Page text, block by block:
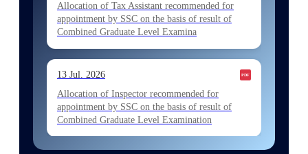
Allocation of Tax Assistant recommended for
appointment by SSC on the basis of result of
Combined Graduate Level Examina
13 Jul. 2026
Allocation of Inspector recommended for
appointment by SSC on the basis of result of
Combined Graduate Level Examination